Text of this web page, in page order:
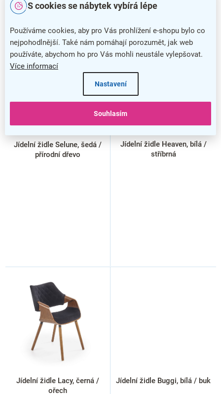
S cookies se nábytek vybírá lépe
Používáme cookies, aby pro Vás prohlížení e-shopu bylo co
nejpohodlnější. Také nám pomáhají porozumět, jak web
používáte, abychom ho pro Vás mohli neustále vylepšovat.
Více informací
Nastavení
Souhlasím
V
u
VÝPRODEJ
Jídelní židle Selune, šedá /
přírodní dřevo
Jídelní židle Heaven, bílá /
stříbrná
Jídelní židle Lacy, černá /
ořech
Jídelní židle Buggi, bílá / buk